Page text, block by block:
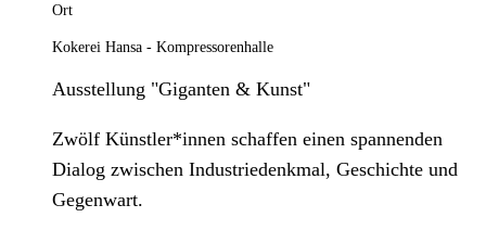
Ort
Kokerei Hansa - Kompressorenhalle
Ausstellung "Giganten & Kunst"
Zwölf Künstler*innen schaffen einen spannenden
Dialog zwischen Industriedenkmal, Geschichte und
Gegenwart.